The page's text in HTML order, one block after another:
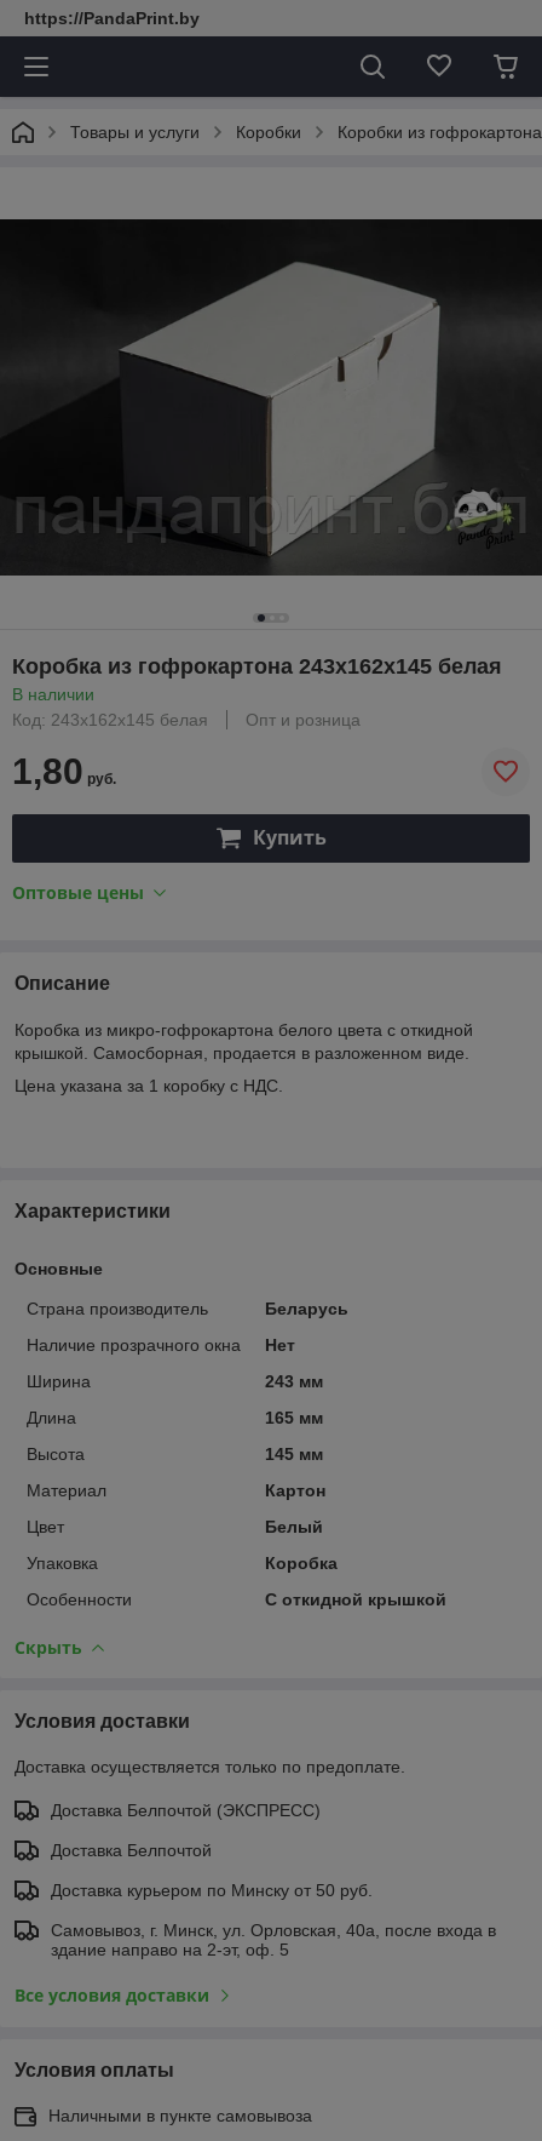
https://PandaPrint.by
Товары и услуги Коробки Коробки из гофрокартона
Коробка из гофрокартона 243х162х145 белая
В наличии
Код: 243х162х145 белая
Опт и розница
1,80 руб.
Купить
Оптовые цены
Описание
Коробка из микро-гофрокартона белого цвета с откидной
крышкой. Самосборная, продается в разложенном виде.
Цена указана за 1 коробку с НДС.
Характеристики
Основные
Страна производитель
Беларусь
Наличие прозрачного окна
Нет
Ширина
243 мм
Длина
165 мм
Высота
145 мм
Материал
Картон
Цвет
Белый
Упаковка
Коробка
Особенности
С откидной крышкой
Скрыть
Условия доставки
Доставка осуществляется только по предоплате.
Доставка Белпочтой (ЭКСПРЕСС)
Доставка Белпочтой
Доставка курьером по Минску от 50 руб.
Самовывоз, г. Минск, ул. Орловская, 40а, после входа в
здание направо на 2-эт, оф. 5
Все условия доставки
Условия оплаты
Наличными в пункте самовывоза